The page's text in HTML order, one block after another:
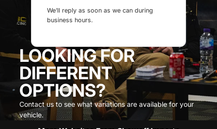
We’ll reply as soon as we can during
business hours.
LOOKING FOR
DIFFERENT
OPTIONS?
Contact us to see what variations are available for your
vehicle.